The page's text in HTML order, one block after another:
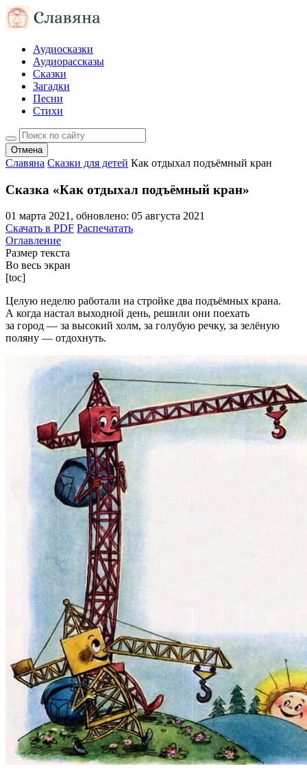
Аудиосказки
Аудиорассказы
Сказки
Загадки
Песни
Стихи
Отмена
Славяна Сказки для детей Как отдыхал подъёмный кран
Сказка «Как отдыхал подъёмный кран»
01 марта 2021, обновлено: 05 августа 2021
Скачать в PDF Распечатать
Оглавление
Размер текста
Во весь экран
[toc]
Целую неделю работали на стройке два подъёмных крана.
А когда настал выходной день, решили они поехать
за город — за высокий холм, за голубую речку, за зелёную
поляну — отдохнуть.